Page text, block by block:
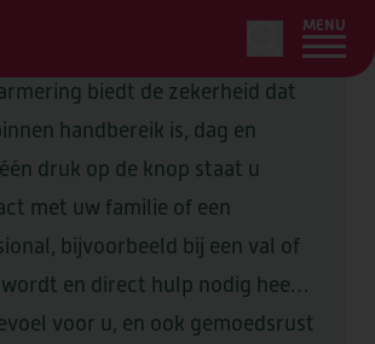
MENU
biedt de zekerheid dat
handbereik is, dag en
druk op de knop staat u
met uw familie of een
bijvoorbeeld bij een val of
en direct hulp nodig heeft.
voor u, en ook gemoedsrust